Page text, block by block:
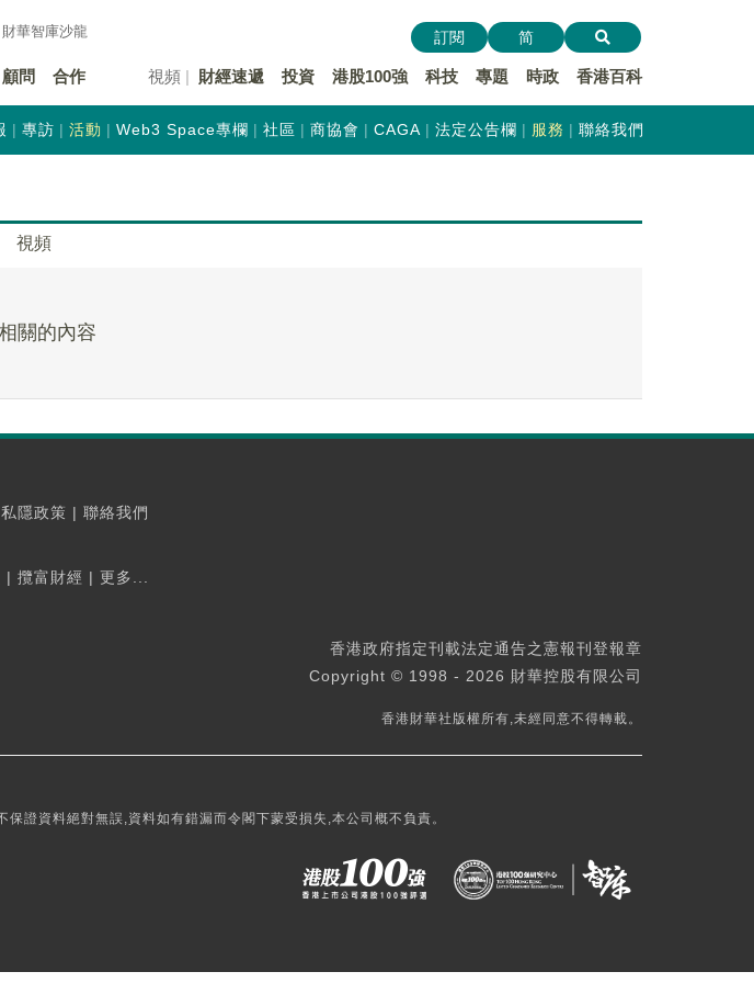
財華智庫沙龍
顧問 合作 視頻 財經速遞 投資 港股100強 科技 專題 時政 香港百科
訂閱 简
專訪 活動 Web3 Space專欄 社區 商協會 CAGA 法定公告欄 服務 聯絡我們
視頻
關的內容
私隱政策 | 聯絡我們
| 攬富財經 | 更多...
香港政府指定刊載法定通告之憲報刊登報章
Copyright © 1998 - 2026 財華控股有限公司
香港財華社版權所有,未經同意不得轉載。
證資料絕對無誤,資料如有錯漏而令閣下蒙受損失,本公司概不負責。